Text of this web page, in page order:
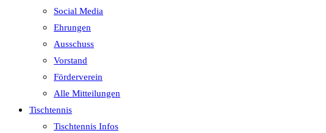
Social Media
Ehrungen
Ausschuss
Vorstand
Förderverein
Alle Mitteilungen
Tischtennis
Tischtennis Infos